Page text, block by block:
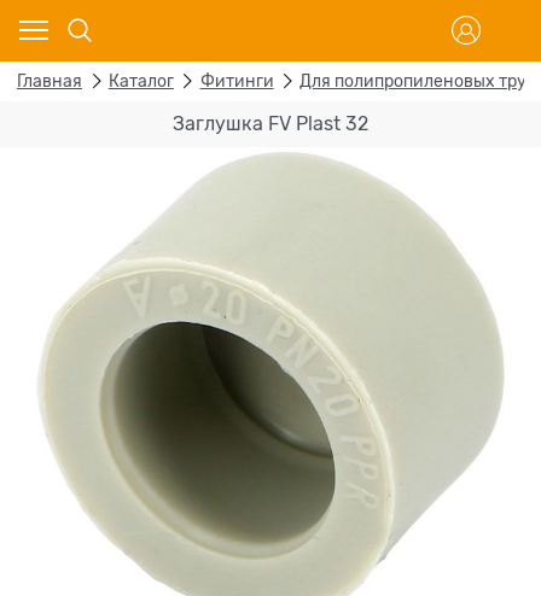
Главная Каталог Фитинги Для полипропиленовых труб
Заглушка FV Plast 32